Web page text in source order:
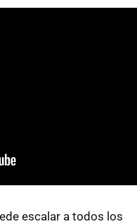
escalar a todos los